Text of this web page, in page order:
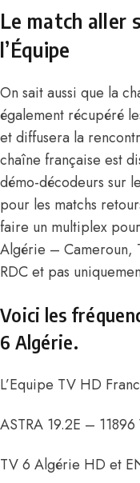
Le match aller
l’Équipe
On sait aussi que la
également récupéré
et diffusera la
chaîne française est
démo-décodeurs sur
pour les matchs
faire un multiplex
Algérie – Cameroun,
RDC et pas
Voici les
6 Algérie.
L’Equipe TV HD
ASTRA 19.2E –
TV 6 Algérie HD et